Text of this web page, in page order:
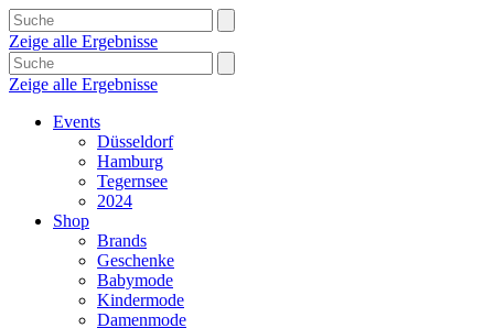
Zeige alle Ergebnisse
Zeige alle Ergebnisse
Events
Düsseldorf
Hamburg
Tegernsee
2024
Shop
Brands
Geschenke
Babymode
Kindermode
Damenmode